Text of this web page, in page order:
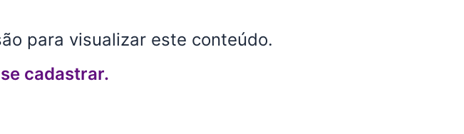
para visualizar este conteúdo.
cadastrar.